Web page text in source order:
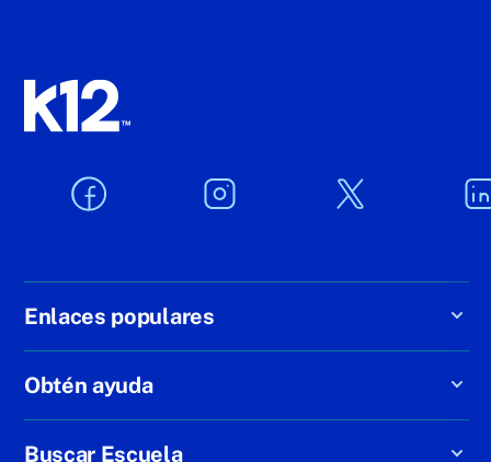
Enlaces populares
Obtén ayuda
Buscar Escuela